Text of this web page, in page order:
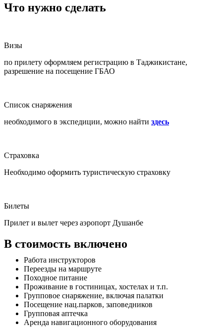
Что нужно сделать
Визы
по прилету оформляем регистрацию в Таджикистане,
разрешение на посещение ГБАО
Список снаряжения
необходимого в экспедиции, можно найти здесь
Страховка
Необходимо оформить туристическую страховку
Билеты
Прилет и вылет через аэропорт Душанбе
В стоимость включено
Работа инструкторов
Переезды на маршруте
Походное питание
Проживание в гостиницах, хостелах и т.п.
Групповое снаряжение, включая палатки
Посещение нац.парков, заповедников
Групповая аптечка
Аренда навигационного оборудования